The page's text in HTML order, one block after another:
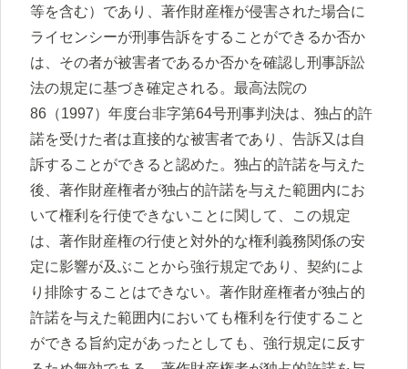
等を含む）であり、著作財産権が侵害された場合に
ライセンシーが刑事告訴をすることができるか否か
は、その者が被害者であるか否かを確認し刑事訴訟
法の規定に基づき確定される。最高法院の
86（1997）年度台非字第64号刑事判決は、独占的許
諾を受けた者は直接的な被害者であり、告訴又は自
訴することができると認めた。独占的許諾を与えた
後、著作財産権者が独占的許諾を与えた範囲内にお
いて権利を行使できないことに関して、この規定
は、著作財産権の行使と対外的な権利義務関係の安
定に影響が及ぶことから強行規定であり、契約によ
り排除することはできない。著作財産権者が独占的
許諾を与えた範囲内においても権利を行使すること
ができる旨約定があったとしても、強行規定に反す